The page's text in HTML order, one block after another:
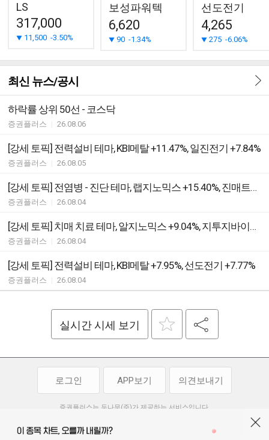
LS
317,000
11,500 -3.50%
보성파워텍
6,620
90 -1.34%
선도전기
4,265
275 -6.06%
최신 뉴스/공시
하락률 상위 50선 - 코스닥
증권플러스 26.08.06
[강세 토픽] 전력설비 테마, KBI메탈 +11.47%, 일진전기 +7.84%
증권플러스 26.08.05
[강세 토픽] 전염병 - 진단 테마, 랩지노믹스 +15.40%, 진매트릭스 +11.11%
증권플러스 26.08.04
[강세 토픽] 치매 치료 테마, 알지노믹스 +9.04%, 지투지바이오 +8.81%
증권플러스 26.08.04
[강세 토픽] 전력설비 테마, KBI메탈 +7.95%, 선도전기 +7.77%
증권플러스 26.08.04
실시간 시세 보기
로그인 APP보기 의견보내기
증권플러스는 두나무(주)가 제공하는 서비스입니다.
투자 참고사항이며, 정보 제공 과정에서 오류나 지연이 발생할 수 있습니다.
두나무(주)는 제공된 정보에 의한 투자 결과에 대하여 법적인 책임을